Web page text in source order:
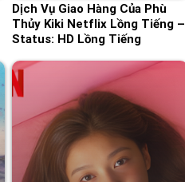
Dịch Vụ Giao Hàng Của Phù
Thủy Kiki Netflix Lồng Tiếng –
Status: HD Lồng Tiếng